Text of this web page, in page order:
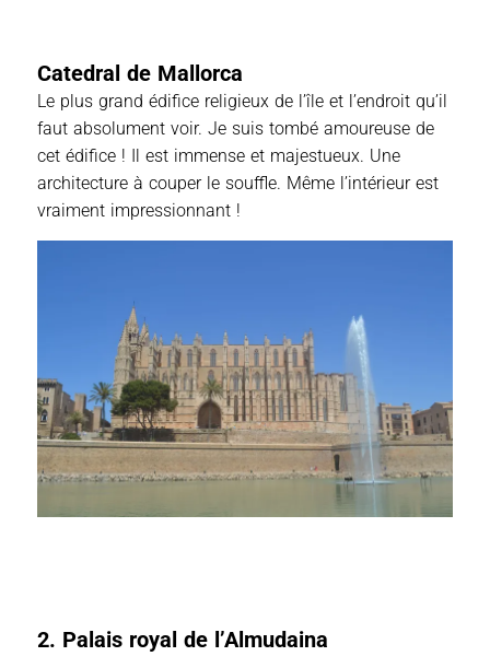
Catedral de Mallorca
Le plus grand édifice religieux de l’île et l’endroit qu’il
faut absolument voir. Je suis tombé amoureuse de
cet édifice ! Il est immense et majestueux. Une
architecture à couper le souffle. Même l’intérieur est
vraiment impressionnant !
2. Palais royal de l’Almudaina